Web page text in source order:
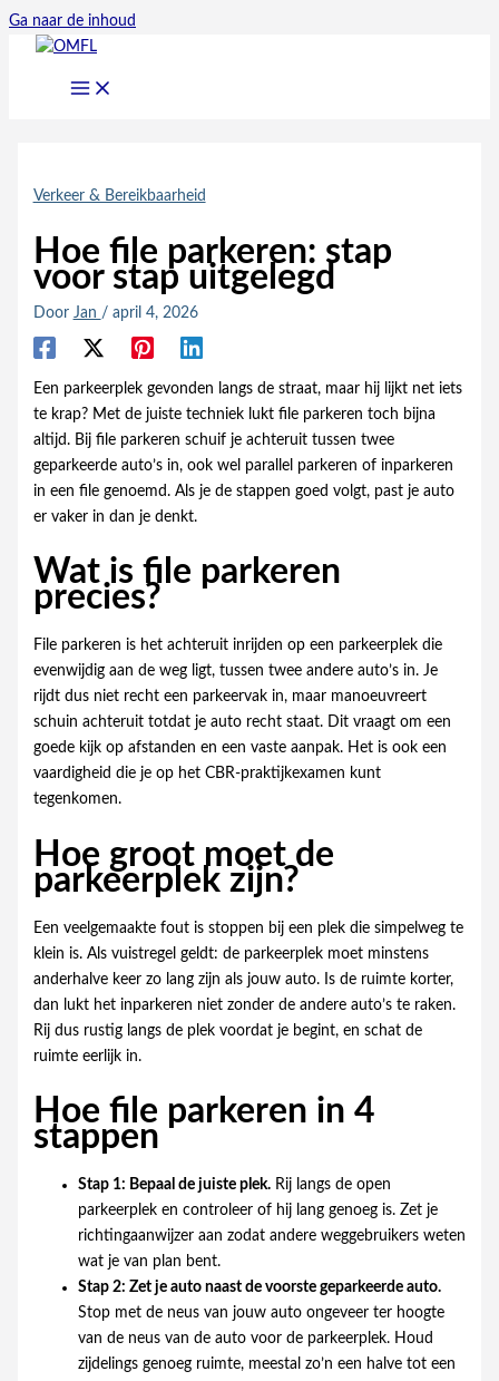
Ga naar de inhoud
Verkeer & Bereikbaarheid
Hoe file parkeren: stap
voor stap uitgelegd
Door Jan / april 4, 2026
Een parkeerplek gevonden langs de straat, maar hij lijkt net iets
te krap? Met de juiste techniek lukt file parkeren toch bijna
altijd. Bij file parkeren schuif je achteruit tussen twee
geparkeerde auto’s in, ook wel parallel parkeren of inparkeren
in een file genoemd. Als je de stappen goed volgt, past je auto
er vaker in dan je denkt.
Wat is file parkeren
precies?
File parkeren is het achteruit inrijden op een parkeerplek die
evenwijdig aan de weg ligt, tussen twee andere auto’s in. Je
rijdt dus niet recht een parkeervak in, maar manoeuvreert
schuin achteruit totdat je auto recht staat. Dit vraagt om een
goede kijk op afstanden en een vaste aanpak. Het is ook een
vaardigheid die je op het CBR-praktijkexamen kunt
tegenkomen.
Hoe groot moet de
parkeerplek zijn?
Een veelgemaakte fout is stoppen bij een plek die simpelweg te
klein is. Als vuistregel geldt: de parkeerplek moet minstens
anderhalve keer zo lang zijn als jouw auto. Is de ruimte korter,
dan lukt het inparkeren niet zonder de andere auto’s te raken.
Rij dus rustig langs de plek voordat je begint, en schat de
ruimte eerlijk in.
Hoe file parkeren in 4
stappen
Stap 1: Bepaal de juiste plek.Rij langs de open
parkeerplek en controleer of hij lang genoeg is. Zet je
richtingaanwijzer aan zodat andere weggebruikers weten
wat je van plan bent.
Stap 2: Zet je auto naast de voorste geparkeerde auto.
Stop met de neus van jouw auto ongeveer ter hoogte
van de neus van de auto voor de parkeerplek. Houd
zijdelings genoeg ruimte, meestal zo’n een halve tot een